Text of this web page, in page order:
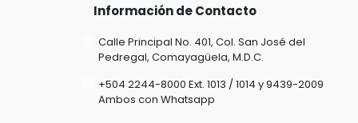
Información de Contacto
Calle Principal No. 401, Col. San José del
Pedregal, Comayagüela, M.D.C.
+504 2244-8000 Ext. 1013 / 1014 y 9439-2009
Ambos con Whatsapp